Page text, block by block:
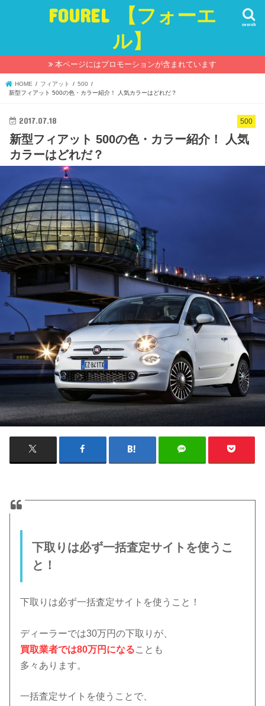
FOUREL 【フォーエ
ル】
search
本ページにはプロモーションが含まれています
HOME フィアット
500
新型フィアット 500の色・カラー紹介！ 人気カラーはどれだ？
500
2017.07.18
新型フィアット 500の色・カラー紹介！ 人気
カラーはどれだ？
下取りは必ず一括査定サイトを使うこ
と！
下取りは必ず一括査定サイトを使うこと！
ディーラーでは30万円の下取りが、
買取業者では80万円になることも
多々あります。
一括査定サイトを使うことで、